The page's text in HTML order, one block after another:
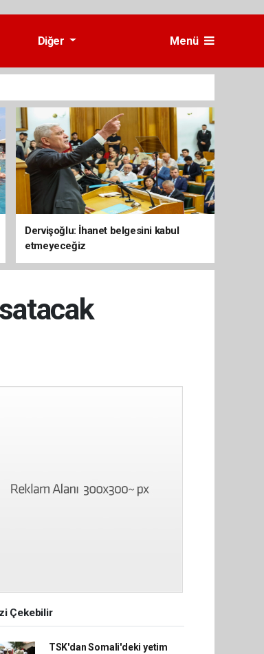
Diğer Menü
Dervişoğlu: İhanet belgesini kabul
etmeyeceğiz
Çekebilir
TSK'dan Somali'deki yetim